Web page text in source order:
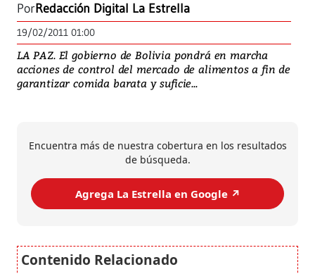
PorRedacción Digital La Estrella
19/02/2011 01:00
LA PAZ. El gobierno de Bolivia pondrá en marcha
acciones de control del mercado de alimentos a fin de
garantizar comida barata y suficie...
Encuentra más de nuestra cobertura en los resultados
de búsqueda.
Agrega La Estrella en Google ↗️